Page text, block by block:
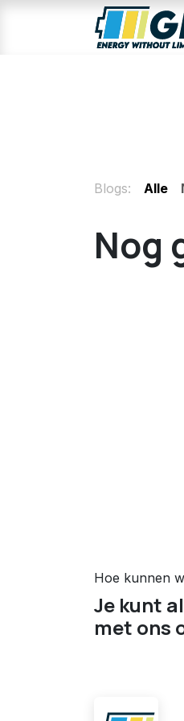
Overslaan naar inhoud
Blogs: Alle
Nog
Hoe kunnen
Je kunt
met ons